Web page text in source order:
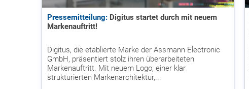
Pressemitteilung: Digitus startet durch mit neuem
Markenauftritt!
Digitus, die etablierte Marke der Assmann Electronic
GmbH, präsentiert stolz ihren überarbeiteten
Markenauftritt. Mit neuem Logo, einer klar
strukturierten Markenarchitektur,...